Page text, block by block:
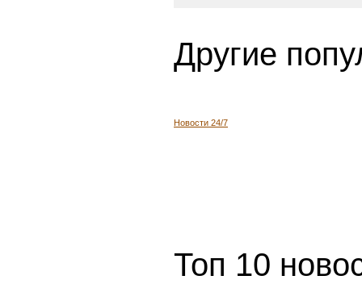
Другие
Новости 24/7
Топ 10